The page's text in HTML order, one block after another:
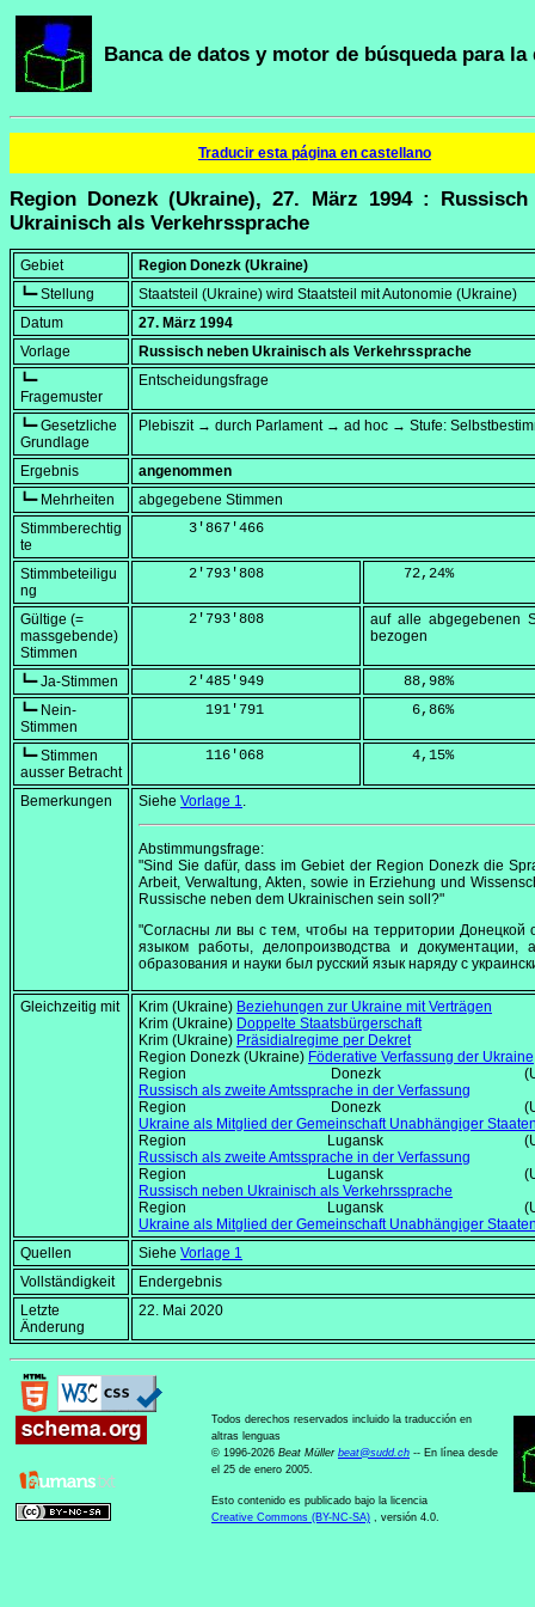
Banca de datos y motor de búsqueda para
Traducir esta página en castellano
Region Donezk (Ukraine), 27. März 1994 : Russisch
Ukrainisch als Verkehrssprache
Gebiet
Region Donezk (Ukraine)
┗━ Stellung
Staatsteil (Ukraine) wird Staatsteil mit Autonomie (Ukraine)
Datum
27. März 1994
Vorlage
Russisch neben Ukrainisch als Verkehrssprache
┗━
Fragemuster
Entscheidungsfrage
┗━ Gesetzliche
Grundlage
Plebiszit → durch Parlament → ad hoc → Stufe:
Ergebnis
angenommen
┗━ Mehrheiten
abgegebene Stimmen
Stimmberechtig
te
      3'867'466
Stimmbeteiligu
ng
      2'793'808
    72,24
%
Gültige (=
massgebende)
Stimmen
      2'793'808
auf alle abgegebenen
bezogen
┗━ Ja-Stimmen
      2'485'949
    88,98
%
┗━ Nein-
Stimmen
        191'791
     6,86
%
┗━ Stimmen
ausser Betracht
        116'068
     4,15
%
Bemerkungen Siehe Vorlage 1.
Abstimmungsfrage:
"Sind Sie dafür, dass im Gebiet der Region Donezk die
Arbeit, Verwaltung, Akten, sowie in Erziehung und
Russische neben dem Ukrainischen sein soll?"
"Согласны ли вы с тем, чтобы на территории Донецкой
языком работы, делопроизводства и документации,
образования и науки был русский язык наряду с
Gleichzeitig mit Krim (Ukraine) Beziehungen zur Ukraine mit Verträgen
Krim (Ukraine) Doppelte Staatsbürgerschaft
Krim (Ukraine) Präsidialregime per Dekret
Region Donezk (Ukraine) Föderative Verfassung der Ukraine
Region Donezk
Russisch als zweite Amtssprache in der Verfassung
Region Donezk
Ukraine als Mitglied der Gemeinschaft Unabhängiger
Region Lugansk
Russisch als zweite Amtssprache in der Verfassung
Region Lugansk
Russisch neben Ukrainisch als Verkehrssprache
Region Lugansk
Ukraine als Mitglied der Gemeinschaft Unabhängiger
Quellen
Siehe Vorlage 1
Vollständigkeit
Endergebnis
Letzte
Änderung
22. Mai 2020
Todos derechos reservados incluido la traducción en
altras lenguas
© 1996-2026 Beat Müller beat@sudd.ch -- En línea desde
el 25 de enero 2005.
Esto contenido es publicado bajo la licencia
Creative Commons (BY-NC-SA) , versión 4.0.